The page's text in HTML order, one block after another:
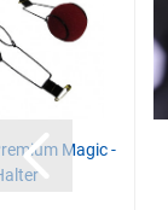
Magic -